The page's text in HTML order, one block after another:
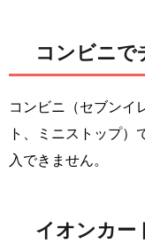
コンビニで
コンビニ（セブンイ
ト、ミニストップ）
入できません。
イオンカー